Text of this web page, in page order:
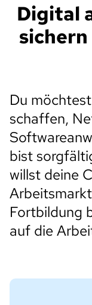
Digital
sichern
Du
schaffen,
bist
willst deine
Fortbildung
auf die